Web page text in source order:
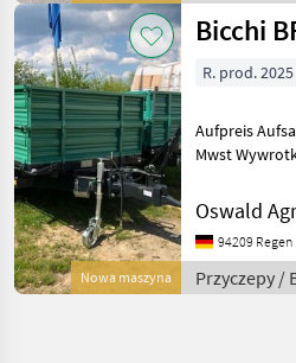
Bicchi
WYBIERZ
KATEGORIĘ
Bicchi
Fliegl
Brantner
PronarNowa maszyna
Bicchi
R. prod. 2025
Aufpreis
Mwst
podczas jazdy
Wywrotka 3
Przyczepy
wywrotki
94209 Regen
Przyczepy /